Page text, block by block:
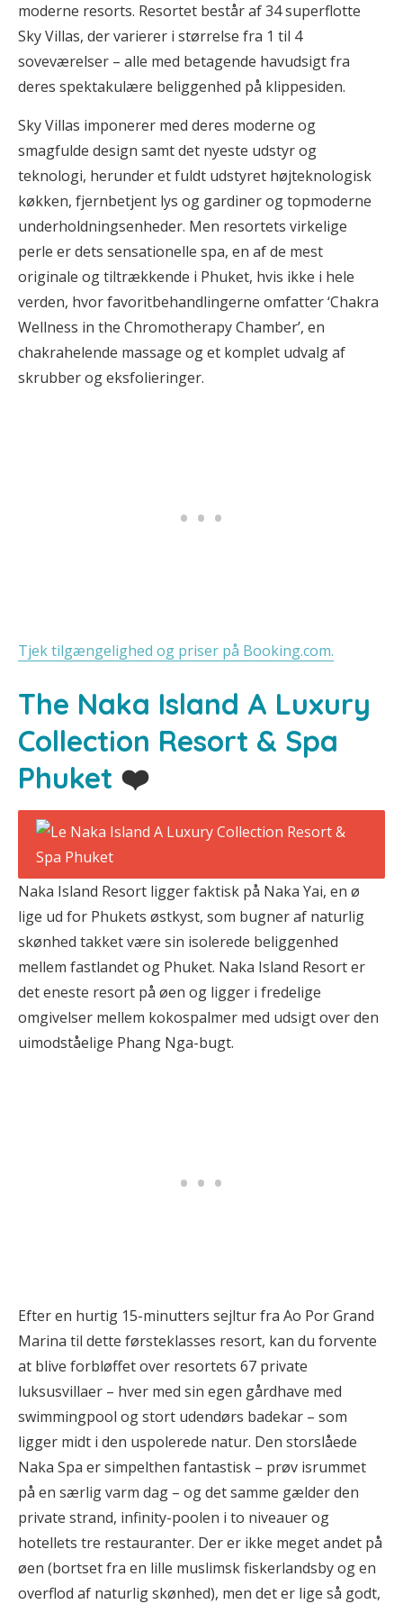
moderne resorts. Resortet består af 34 superflotte
Sky Villas, der varierer i størrelse fra 1 til 4
soveværelser – alle med betagende havudsigt fra
deres spektakulære beliggenhed på klippesiden.
Sky Villas imponerer med deres moderne og
smagfulde design samt det nyeste udstyr og
teknologi, herunder et fuldt udstyret højteknologisk
køkken, fjernbetjent lys og gardiner og topmoderne
underholdningsenheder. Men resortets virkelige
perle er dets sensationelle spa, en af de mest
originale og tiltrækkende i Phuket, hvis ikke i hele
verden, hvor favoritbehandlingerne omfatter ‘Chakra
Wellness in the Chromotherapy Chamber’, en
chakrahelende massage og et komplet udvalg af
skrubber og eksfolieringer.
Tjek tilgængelighed og priser på Booking.com.
The Naka Island A Luxury
Collection Resort & Spa
Phuket ❤️
Naka Island Resort ligger faktisk på Naka Yai, en ø
lige ud for Phukets østkyst, som bugner af naturlig
skønhed takket være sin isolerede beliggenhed
mellem fastlandet og Phuket. Naka Island Resort er
det eneste resort på øen og ligger i fredelige
omgivelser mellem kokospalmer med udsigt over den
uimodståelige Phang Nga-bugt.
Efter en hurtig 15-minutters sejltur fra Ao Por Grand
Marina til dette førsteklasses resort, kan du forvente
at blive forbløffet over resortets 67 private
luksusvillaer – hver med sin egen gårdhave med
swimmingpool og stort udendørs badekar – som
ligger midt i den uspolerede natur. Den storslåede
Naka Spa er simpelthen fantastisk – prøv isrummet
på en særlig varm dag – og det samme gælder den
private strand, infinity-poolen i to niveauer og
hotellets tre restauranter. Der er ikke meget andet på
øen (bortset fra en lille muslimsk fiskerlandsby og en
overflod af naturlig skønhed), men det er lige så godt,